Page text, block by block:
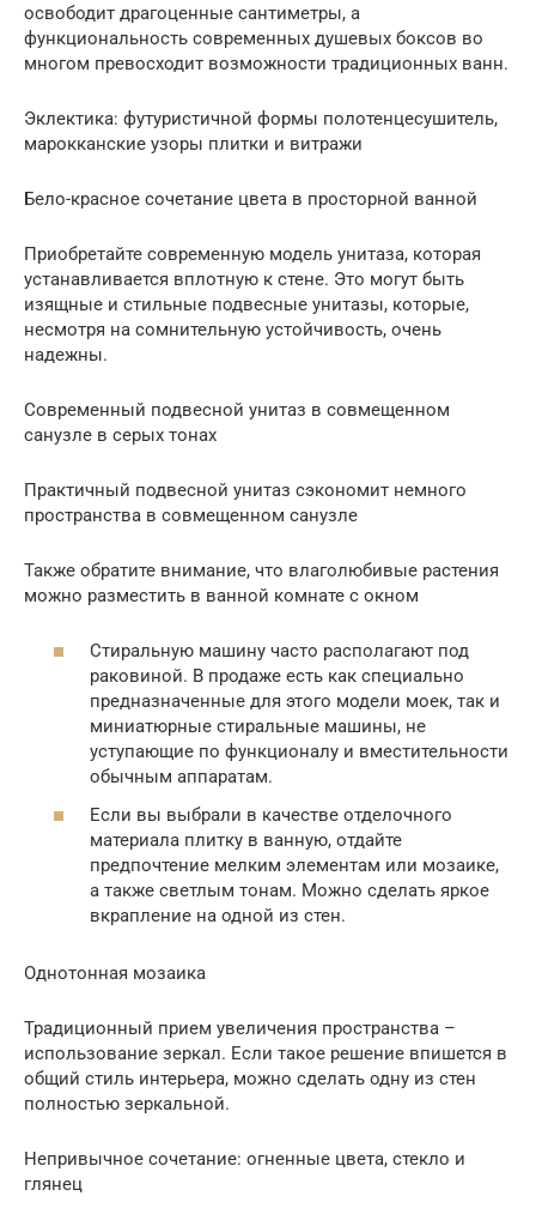
освободит драгоценные сантиметры, а
функциональность современных душевых боксов во
многом превосходит возможности традиционных ванн.
Эклектика: футуристичной формы полотенцесушитель,
марокканские узоры плитки и витражи
Бело-красное сочетание цвета в просторной ванной
Приобретайте современную модель унитаза, которая
устанавливается вплотную к стене. Это могут быть
изящные и стильные подвесные унитазы, которые,
несмотря на сомнительную устойчивость, очень
надежны.
Современный подвесной унитаз в совмещенном
санузле в серых тонах
Практичный подвесной унитаз сэкономит немного
пространства в совмещенном санузле
Также обратите внимание, что влаголюбивые растения
можно разместить в ванной комнате с окном
Стиральную машину часто располагают под
раковиной. В продаже есть как специально
предназначенные для этого модели моек, так и
миниатюрные стиральные машины, не
уступающие по функционалу и вместительности
обычным аппаратам.
Если вы выбрали в качестве отделочного
материала плитку в ванную, отдайте
предпочтение мелким элементам или мозаике,
а также светлым тонам. Можно сделать яркое
вкрапление на одной из стен.
Однотонная мозаика
Традиционный прием увеличения пространства –
использование зеркал. Если такое решение впишется в
общий стиль интерьера, можно сделать одну из стен
полностью зеркальной.
Непривычное сочетание: огненные цвета, стекло и
глянец